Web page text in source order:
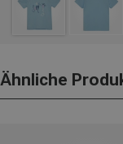
Ähnliche